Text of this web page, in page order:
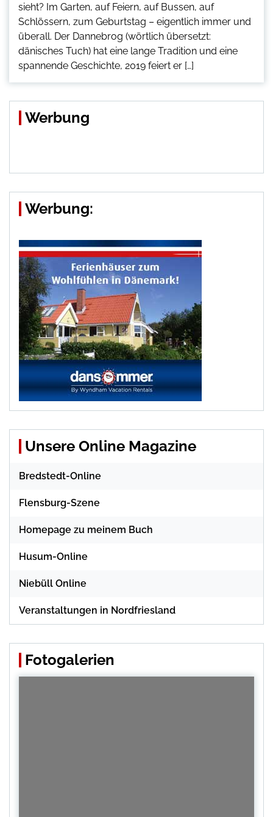
sieht? Im Garten, auf Feiern, auf Bussen, auf
Schlössern, zum Geburtstag – eigentlich immer und
überall. Der Dannebrog (wörtlich übersetzt:
dänisches Tuch) hat eine lange Tradition und eine
spannende Geschichte, 2019 feiert er […]
Werbung
Werbung:
Unsere Online Magazine
Bredstedt-Online
Flensburg-Szene
Homepage zu meinem Buch
Husum-Online
Niebüll Online
Veranstaltungen in Nordfriesland
Fotogalerien